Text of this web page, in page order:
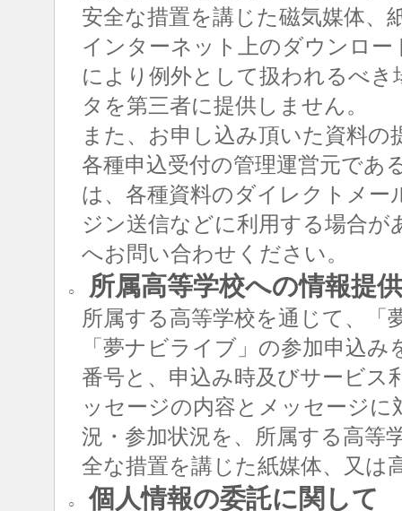
安全な措置を講じた磁気媒体、
インターネット上のダウンロ
により例外として扱われるべ
タを第三者に提供しません。
また、お申し込み頂いた資料
各種申込受付の管理運営元であ
は、各種資料のダイレクトメー
ジン送信などに利用する場合
へお問い合わせください。
○ 所属高等学校への情報提
所属する高等学校を通じて、「
「夢ナビライブ」の参加申込
番号と、申込み時及びサービス
ッセージの内容とメッセージ
況・参加状況を、所属する高等
全な措置を講じた紙媒体、又は
○ 個人情報の委託に関して